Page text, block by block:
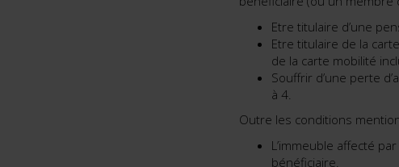
Etre titulaire d’une
Etre titulaire de la
de la carte mobilité
Souffrir d’une perte
à 4.
Outre les conditions
L’immeuble affecté
bénéficiaire.